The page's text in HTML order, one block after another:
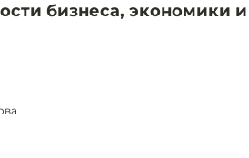
бизнеса, экономики